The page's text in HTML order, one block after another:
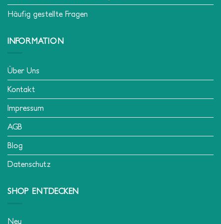
Häufig gestellte Fragen
INFORMATION
Über Uns
Kontakt
Impressum
AGB
Blog
Datenschutz
SHOP ENTDECKEN
Neu